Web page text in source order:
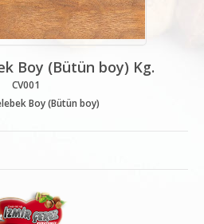
Boy (Bütün boy) Kg.
CV001
Boy (Bütün boy)